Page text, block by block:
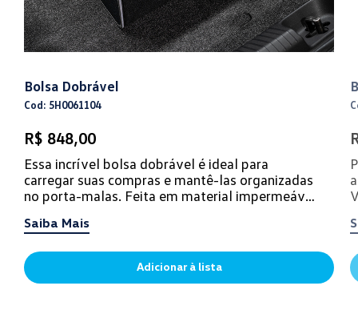
Bolsa Dobrável
Cod: 5H0061104
R$ 848,00
Essa incrível bolsa dobrável é ideal para
carregar suas compras e mantê-las organizadas
no porta-malas. Feita em material impermeável
Saiba Mais
Adicionar à lista